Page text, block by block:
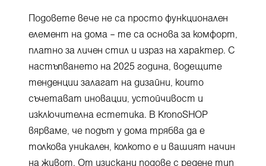
Подовете вече не са просто функционален
елемент на дома – те са основа за комфорт,
платно за личен стил и израз на характер. С
настъпването на 2025 година, водещите
тенденции залагат на дизайни, които
съчетават иновации, устойчивост и
изключителна естетика. В KronoSHOP
вярваме, че подът у дома трябва да е
толкова уникален, колкото е и вашият начин
на живот. От изискани подове с редене тип